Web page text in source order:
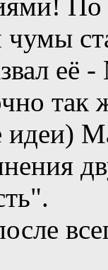
её
так
идеи)